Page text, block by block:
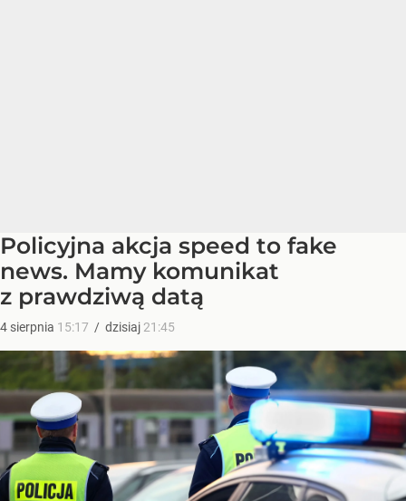
Policyjna akcja speed to fake
news. Mamy komunikat
z prawdziwą datą
4 sierpnia 15:17 / dzisiaj 21:45